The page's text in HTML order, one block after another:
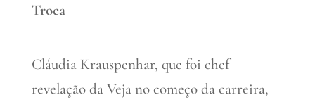
Troca
Cláudia Krauspenhar, que foi chef
revelação da Veja no começo da carreira,